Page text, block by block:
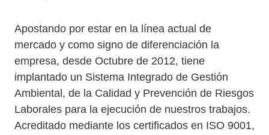
Apostando por estar en la línea actual de
mercado y como signo de diferenciación la
empresa, desde Octubre de 2012, tiene
implantado un Sistema Integrado de Gestión
Ambiental, de la Calidad y Prevención de Riesgos
Laborales para la ejecución de nuestros trabajos.
Acreditado mediante los certificados en ISO 9001,